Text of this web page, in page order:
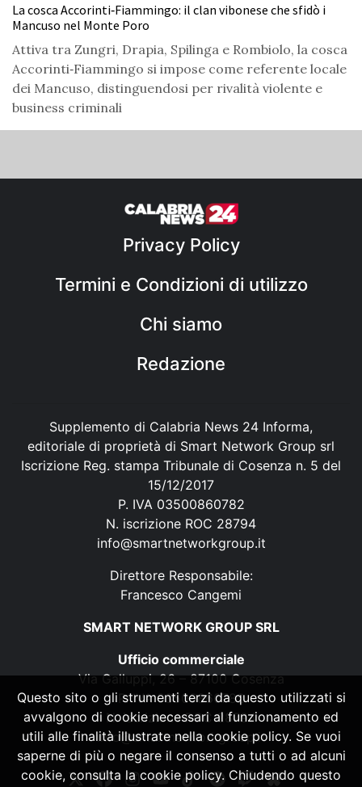
La cosca Accorinti‑Fiammingo: il clan vibonese che sfidò i
Mancuso nel Monte Poro
Attiva tra Zungri, Drapia, Spilinga e Rombiolo, la cosca
Accorinti‑Fiammingo si impose come referente locale
dei Mancuso, distinguendosi per rivalità violente e
business criminali
Privacy Policy
Termini e Condizioni di utilizzo
Chi siamo
Redazione
Supplemento di Calabria News 24 Informa,
editoriale di proprietà di Smart Network Group srl
Iscrizione Reg. stampa Tribunale di Cosenza n. 5 del
15/12/2017
P. IVA 03500860782
N. iscrizione ROC 28794
info@smartnetworkgroup.it
Direttore Responsabile:
Francesco Cangemi
SMART NETWORK GROUP SRL
Ufficio commerciale
Via Galluppi, 26 – 87100 Cosenza
P. IVA 03500860782
N. iscrizione ROC 28794
info@smartnetworkgroup.it
Questo sito o gli strumenti terzi da questo utilizzati si
avvalgono di cookie necessari al funzionamento ed
utili alle finalità illustrate nella cookie policy. Se vuoi
saperne di più o negare il consenso a tutti o ad alcuni
cookie, consulta la cookie policy. Chiudendo questo